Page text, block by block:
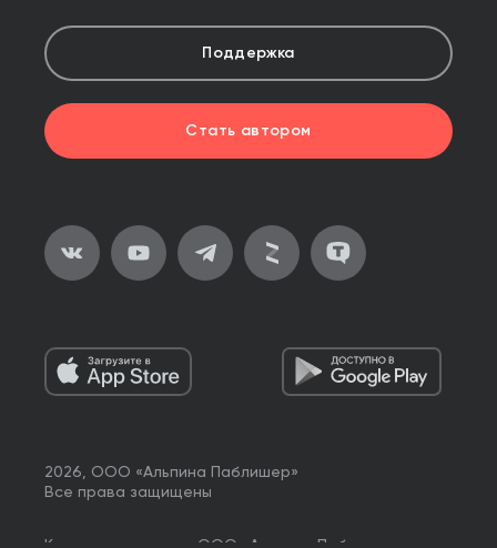
Поддержка
Стать автором
2026, ООО «Альпина Паблишер»
Все права защищены